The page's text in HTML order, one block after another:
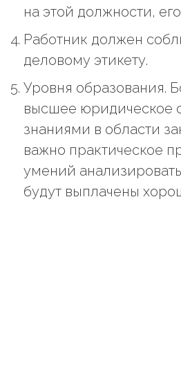
на этой должности,
Работник должен
деловому этикету.
Уровня образования.
высшее юридическое
знаниями в области
важно практическое
умений
будут выплачены